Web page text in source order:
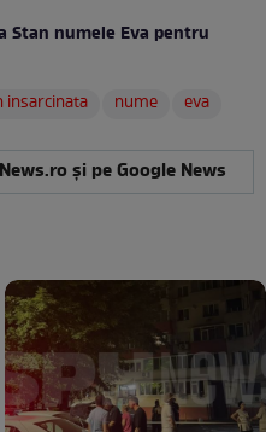
Stan numele Eva pentru
insarcinata nume eva
și pe Google News